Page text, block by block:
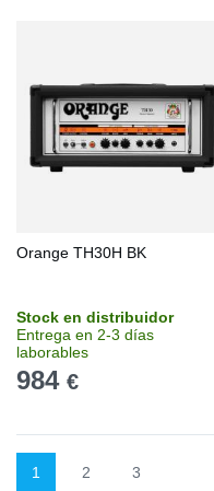
Orange TH30H BK
Stock en distribuidor
Entrega en 2-3 días
laborables
984 €
1 2 3